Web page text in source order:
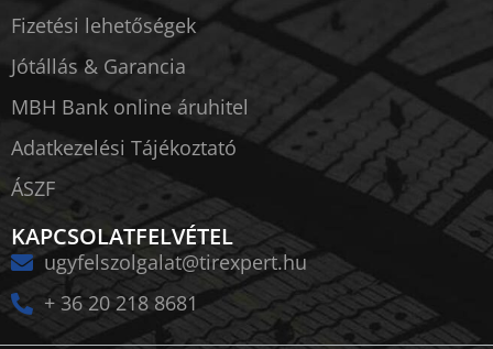
Fizetési lehetőségek
Jótállás & Garancia
MBH Bank online áruhitel
Adatkezelési Tájékoztató
ÁSZF
KAPCSOLATFELVÉTEL
ugyfelszolgalat@tirexpert.hu
+ 36 20 218 8681